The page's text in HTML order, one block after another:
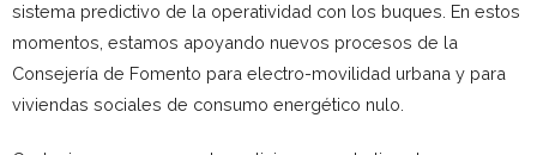
sistema predictivo de la operatividad con los buques. En estos
momentos, estamos apoyando nuevos procesos de la
Consejería de Fomento para electro-movilidad urbana y para
viviendas sociales de consumo energético nulo.